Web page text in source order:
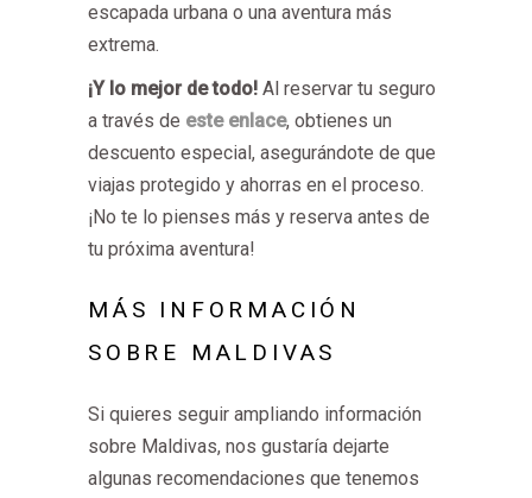
escapada urbana o una aventura más
extrema.
¡Y lo mejor de todo! Al reservar tu seguro
a través de este enlace, obtienes un
descuento especial, asegurándote de que
viajas protegido y ahorras en el proceso.
¡No te lo pienses más y reserva antes de
tu próxima aventura!
MÁS INFORMACIÓN
SOBRE MALDIVAS
Si quieres seguir ampliando información
sobre Maldivas, nos gustaría dejarte
algunas recomendaciones que tenemos